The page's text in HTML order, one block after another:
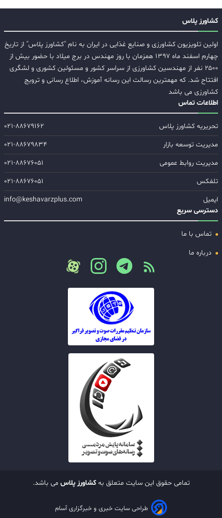
کشاورز پلاس
اولین تلویزیون کشاورزی و صنایع غذایی در ایران به نام "کشاورز پلاس" از تاریخ
چهارم اسفند ماه ۱۳۹۷ همزمان با روز مهندس در برج میلاد با حضور بیش از
۲۵۰۰ نفر از مهندسین کشاورزی از سراسر کشور و مسئولین کشوری و لشگری
افتتاح شد. که مهمترین رسالت این رسانه آموزش، اطلاع رسانی و ترویج
کشاورزی می باشد
اطلاعات تماس
تحریریه کشاورز پلاس
۰۲۱-۸۸۶۷۹۱۶۲
مدیریت توسعه بازار
۰۲۱-۸۸۶۷۹۸۳۴
مدیریت روابط عمومی
۰۲۱-۸۸۶۷۶۰۵۱
تلفکس
۰۲۱-۸۸۶۷۶۰۵۱
ایمیل
info@keshavarzplus.com
دسترسی سریع
تماس با ما
درباره ما
تمامی حقوق این سایت متعلق بهکشاورز پلاس می باشد.
طراحی سایت خبری و خبرگزاری آسام